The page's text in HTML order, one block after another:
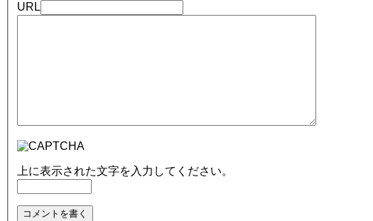
URL
上に表示された文字を入力してください。